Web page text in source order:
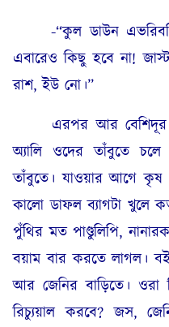
-“কুল ডাউন
এবারেও কিছু হবে না!
রাশ, ইউ নো।”
এরপর আর বেশিদূর
অ্যালি ওদের তাঁবুতে
তাঁবুতে। যাওয়ার আগে
কালো ডাফল ব্যাগটা
পুঁথির মত পাণ্ডুলিপি,
বয়াম বার করতে লাগল।
আর জেনির বাড়িতে। ওরা
রিচ্যুয়াল করবে? জস,